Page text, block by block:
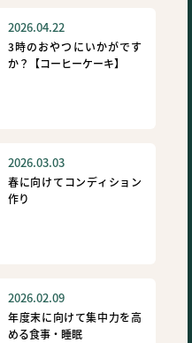
2026.04.22
3時のおやつにいかがです
か？【コーヒーケーキ】
2026.03.03
春に向けてコンディション
作り
2026.02.09
年度末に向けて集中力を高
める食事・睡眠